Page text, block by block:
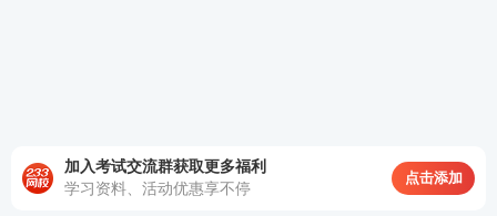
5 根据《保障中小企业款项支付条例》，机关、事业
单位从中小企业采购的货物，采用一次性结算方式
加入考试交流群获取更多福利
学习资料、活动优惠享不停
点击添加